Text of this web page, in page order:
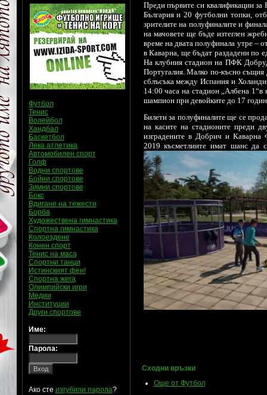
Преди първите си квалификации
България и 20 футболни топки,
зрителите на полуфиналите и
на мачовете ще бъде изтеглен
време на двата полуфинала утре –
в Каварна, ще бъдат раздадени по
На клубния стадион на ПФК
Португалия. Малко по-късно
сблъсъка между Испания и
14:00 часа на стадион „Албена
шампион при девойките до 17
Билети за полуфиналите ще се
на касите на стадионите преди
изградените в Добрич и Каварна
2019 късметлиите имат шанс да
Сходни връзки
Още от Футбол
Футбол
Тенис
Волейбол
Хандбал
Баскетбол
Лека атлетика
Автомобилен спорт
Голф
Водни спортове
Бойни спортове
Зимни спортове
Бокс
Вдигане на тежести
Борба
Художествена гимнастика
Спортна гимнастика
Колоездене
Конен спорт
Тенис на маса
Спортни танци
Истинският фен!
Спортна жега
Олимпийски игри
Медии
Институции
Други спортове
Име:
Парола:
Ако сте изгубили парола?